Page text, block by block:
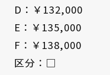
D：￥132,000
E：￥135,000
F：￥138,000
区分：□